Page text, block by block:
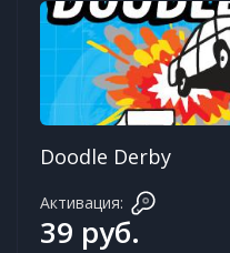
Doodle Derby
Активация:
39 руб.